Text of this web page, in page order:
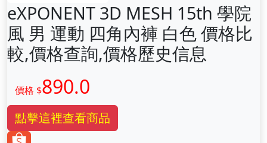
eXPONENT 3D MESH 15th 學院
風 男 運動 四角內褲 白色 價格比
較,價格查詢,價格歷史信息
價格 $890.0
點擊這裡查看商品